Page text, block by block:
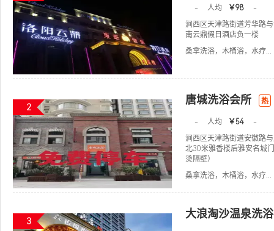
- 人均 ￥98
-
涧西区天津路街道芳华路
南云鼎假日酒店负一楼
桑拿洗浴，木桶浴，水疗...
2
唐城洗浴会所 热
- 人均 ￥54
-
涧西区天津路街道安徽路
北30米雅香楼后雅安名城
烫隔壁）
桑拿洗浴，木桶浴，水疗...
3
大浪淘沙温泉洗浴